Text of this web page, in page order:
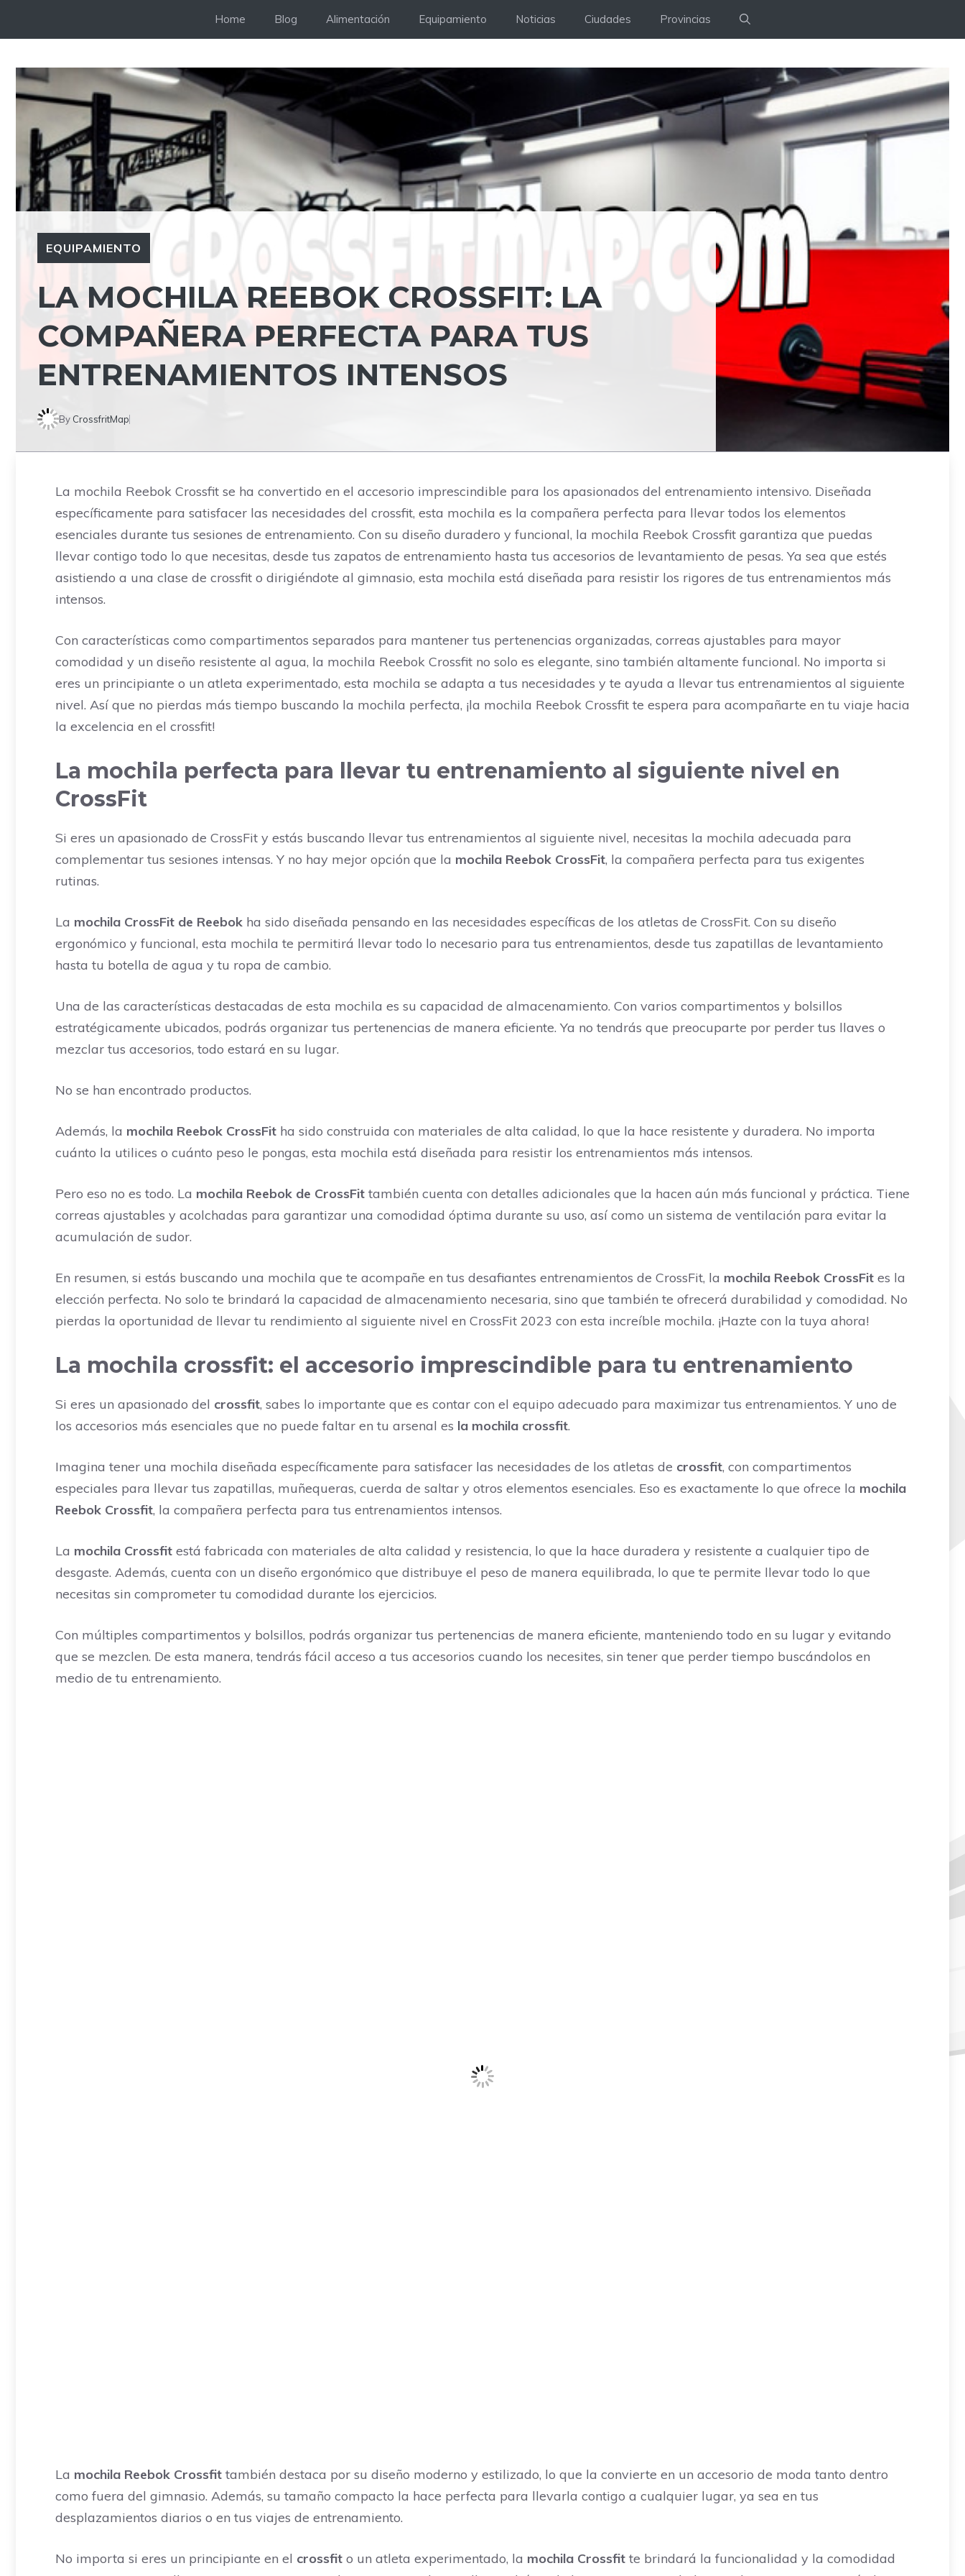
Home Blog Alimentación Equipamiento Noticias Ciudades Provincias
EQUIPAMIENTO
LA MOCHILA REEBOK CROSSFIT: LA
COMPAÑERA PERFECTA PARA TUS
ENTRENAMIENTOS INTENSOS
By CrossfritMap
La mochila Reebok Crossfit se ha convertido en el accesorio imprescindible para los apasionados del entrenamiento intensivo. Diseñada
específicamente para satisfacer las necesidades del crossfit, esta mochila es la compañera perfecta para llevar todos los elementos
esenciales durante tus sesiones de entrenamiento. Con su diseño duradero y funcional, la mochila Reebok Crossfit garantiza que puedas
llevar contigo todo lo que necesitas, desde tus zapatos de entrenamiento hasta tus accesorios de levantamiento de pesas. Ya sea que estés
asistiendo a una clase de crossfit o dirigiéndote al gimnasio, esta mochila está diseñada para resistir los rigores de tus entrenamientos más
intensos.
Con características como compartimentos separados para mantener tus pertenencias organizadas, correas ajustables para mayor
comodidad y un diseño resistente al agua, la mochila Reebok Crossfit no solo es elegante, sino también altamente funcional. No importa si
eres un principiante o un atleta experimentado, esta mochila se adapta a tus necesidades y te ayuda a llevar tus entrenamientos al siguiente
nivel. Así que no pierdas más tiempo buscando la mochila perfecta, ¡la mochila Reebok Crossfit te espera para acompañarte en tu viaje hacia
la excelencia en el crossfit!
La mochila perfecta para llevar tu entrenamiento al siguiente nivel en
CrossFit
Si eres un apasionado de CrossFit y estás buscando llevar tus entrenamientos al siguiente nivel, necesitas la mochila adecuada para
complementar tus sesiones intensas. Y no hay mejor opción que la mochila Reebok CrossFit, la compañera perfecta para tus exigentes
rutinas.
La mochila CrossFit de Reebok ha sido diseñada pensando en las necesidades específicas de los atletas de CrossFit. Con su diseño
ergonómico y funcional, esta mochila te permitirá llevar todo lo necesario para tus entrenamientos, desde tus zapatillas de levantamiento
hasta tu botella de agua y tu ropa de cambio.
Una de las características destacadas de esta mochila es su capacidad de almacenamiento. Con varios compartimentos y bolsillos
estratégicamente ubicados, podrás organizar tus pertenencias de manera eficiente. Ya no tendrás que preocuparte por perder tus llaves o
mezclar tus accesorios, todo estará en su lugar.
No se han encontrado productos.
Además, la mochila Reebok CrossFit ha sido construida con materiales de alta calidad, lo que la hace resistente y duradera. No importa
cuánto la utilices o cuánto peso le pongas, esta mochila está diseñada para resistir los entrenamientos más intensos.
Pero eso no es todo. La mochila Reebok de CrossFit también cuenta con detalles adicionales que la hacen aún más funcional y práctica. Tiene
correas ajustables y acolchadas para garantizar una comodidad óptima durante su uso, así como un sistema de ventilación para evitar la
acumulación de sudor.
En resumen, si estás buscando una mochila que te acompañe en tus desafiantes entrenamientos de CrossFit, la mochila Reebok CrossFit es la
elección perfecta. No solo te brindará la capacidad de almacenamiento necesaria, sino que también te ofrecerá durabilidad y comodidad. No
pierdas la oportunidad de llevar tu rendimiento al siguiente nivel en CrossFit 2023 con esta increíble mochila. ¡Hazte con la tuya ahora!
La mochila crossfit: el accesorio imprescindible para tu entrenamiento
Si eres un apasionado del crossfit, sabes lo importante que es contar con el equipo adecuado para maximizar tus entrenamientos. Y uno de
los accesorios más esenciales que no puede faltar en tu arsenal es la mochila crossfit.
Imagina tener una mochila diseñada específicamente para satisfacer las necesidades de los atletas de crossfit, con compartimentos
especiales para llevar tus zapatillas, muñequeras, cuerda de saltar y otros elementos esenciales. Eso es exactamente lo que ofrece la mochila
Reebok Crossfit, la compañera perfecta para tus entrenamientos intensos.
La mochila Crossfit está fabricada con materiales de alta calidad y resistencia, lo que la hace duradera y resistente a cualquier tipo de
desgaste. Además, cuenta con un diseño ergonómico que distribuye el peso de manera equilibrada, lo que te permite llevar todo lo que
necesitas sin comprometer tu comodidad durante los ejercicios.
Con múltiples compartimentos y bolsillos, podrás organizar tus pertenencias de manera eficiente, manteniendo todo en su lugar y evitando
que se mezclen. De esta manera, tendrás fácil acceso a tus accesorios cuando los necesites, sin tener que perder tiempo buscándolos en
medio de tu entrenamiento.
La mochila Reebok Crossfit también destaca por su diseño moderno y estilizado, lo que la convierte en un accesorio de moda tanto dentro
como fuera del gimnasio. Además, su tamaño compacto la hace perfecta para llevarla contigo a cualquier lugar, ya sea en tus
desplazamientos diarios o en tus viajes de entrenamiento.
No importa si eres un principiante en el crossfit o un atleta experimentado, la mochila Crossfit te brindará la funcionalidad y la comodidad